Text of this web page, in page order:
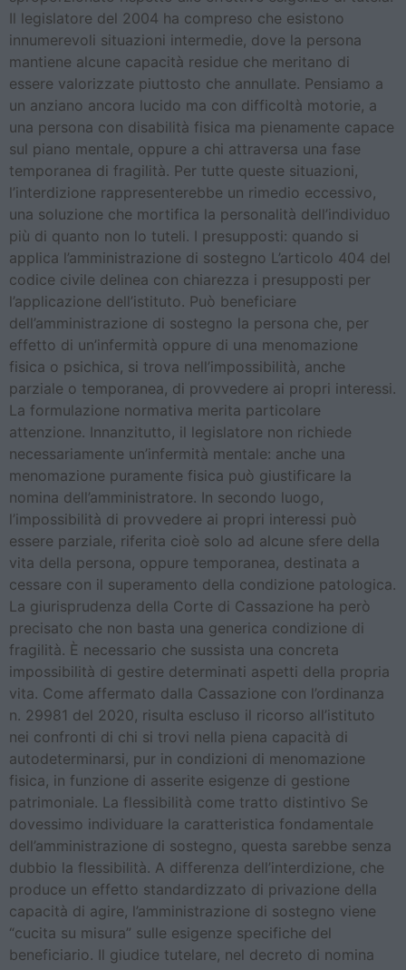
Il legislatore del 2004 ha compreso che esistono
innumerevoli situazioni intermedie, dove la persona
mantiene alcune capacità residue che meritano di
essere valorizzate piuttosto che annullate. Pensiamo a
un anziano ancora lucido ma con difficoltà motorie, a
una persona con disabilità fisica ma pienamente capace
sul piano mentale, oppure a chi attraversa una fase
temporanea di fragilità. Per tutte queste situazioni,
l’interdizione rappresenterebbe un rimedio eccessivo,
una soluzione che mortifica la personalità dell’individuo
più di quanto non lo tuteli. I presupposti: quando si
applica l’amministrazione di sostegno L’articolo 404 del
codice civile delinea con chiarezza i presupposti per
l’applicazione dell’istituto. Può beneficiare
dell’amministrazione di sostegno la persona che, per
effetto di un’infermità oppure di una menomazione
fisica o psichica, si trova nell’impossibilità, anche
parziale o temporanea, di provvedere ai propri interessi.
La formulazione normativa merita particolare
attenzione. Innanzitutto, il legislatore non richiede
necessariamente un’infermità mentale: anche una
menomazione puramente fisica può giustificare la
nomina dell’amministratore. In secondo luogo,
l’impossibilità di provvedere ai propri interessi può
essere parziale, riferita cioè solo ad alcune sfere della
vita della persona, oppure temporanea, destinata a
cessare con il superamento della condizione patologica.
La giurisprudenza della Corte di Cassazione ha però
precisato che non basta una generica condizione di
fragilità. È necessario che sussista una concreta
impossibilità di gestire determinati aspetti della propria
vita. Come affermato dalla Cassazione con l’ordinanza
n. 29981 del 2020, risulta escluso il ricorso all’istituto
nei confronti di chi si trovi nella piena capacità di
autodeterminarsi, pur in condizioni di menomazione
fisica, in funzione di asserite esigenze di gestione
patrimoniale. La flessibilità come tratto distintivo Se
dovessimo individuare la caratteristica fondamentale
dell’amministrazione di sostegno, questa sarebbe senza
dubbio la flessibilità. A differenza dell’interdizione, che
produce un effetto standardizzato di privazione della
capacità di agire, l’amministrazione di sostegno viene
“cucita su misura” sulle esigenze specifiche del
beneficiario. Il giudice tutelare, nel decreto di nomina